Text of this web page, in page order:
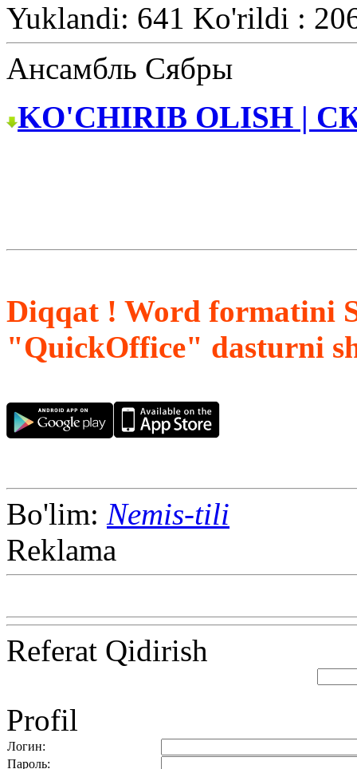
Yuklandi: 641 Ko'rildi :
Ансамбль Сябры
KO'CHIRIB OLISH |
Diqqat ! Word formatini
"QuickOffice" dasturni
Bo'lim: Nemis-tili
Reklama
Referat Qidirish
Profil
Логин:
Пароль: